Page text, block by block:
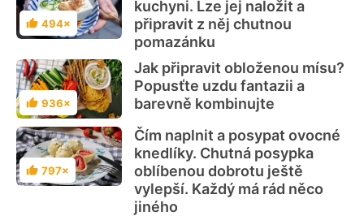
Hodnocení
494×
kuchyni. Lze jej naložit a
připravit z něj chutnou
pomazánku
Hodnocení
936×
Jak připravit obloženou mísu?
Popusťte uzdu fantazii a
barevně kombinujte
Hodnocení
797×
Čím naplnit a posypat ovocné
knedlíky. Chutná posypka
oblíbenou dobrotu ještě
vylepší. Každý má rád něco
jiného